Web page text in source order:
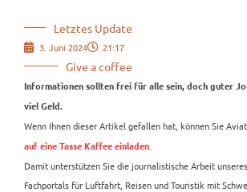
Letztes Update
3. Juni 2024 21:17
Give a coffee
Informationen sollten frei für alle sein, doch guter
viel Geld.
Wenn Ihnen dieser Artikel gefallen hat, können Sie
auf eine Tasse Kaffee einladen
Damit unterstützen Sie die journalistische Arbeit
Fachportals für Luftfahrt, Reisen und Touristik mit